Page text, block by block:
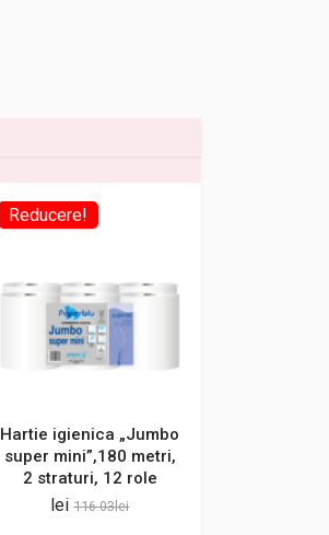
Reducere!
Hartie igienica „Jumbo
super mini”,180 metri,
2 straturi, 12 role
lei 116.03lei